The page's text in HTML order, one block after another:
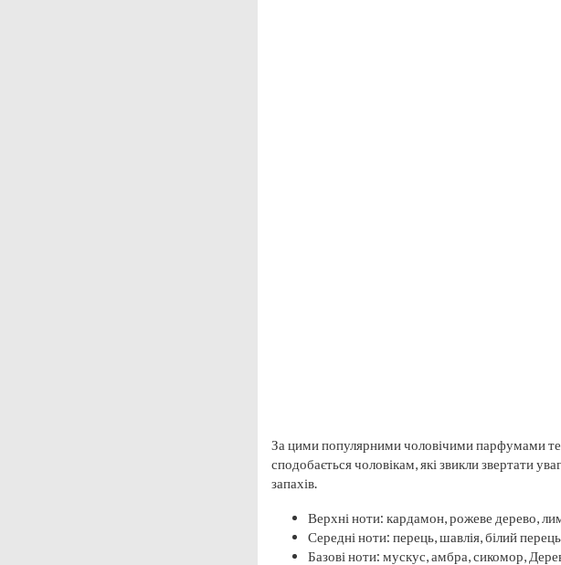
За цими популярними чоловічими парфумами
сподобається чоловікам, які звикли звертати
запахів.
Верхні ноти: кардамон, рожеве дерево,
Середні ноти: перець, шавлія, білий
Базові ноти: мускус, амбра, сикомор,